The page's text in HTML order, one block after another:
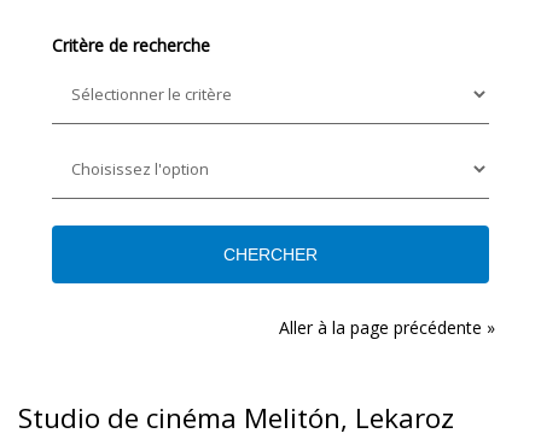
Critère de recherche
Aller à la page précédente »
Studio de cinéma Melitón, Lekaroz